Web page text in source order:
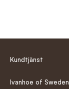
Kundtjänst
Ivanhoe of Sweden